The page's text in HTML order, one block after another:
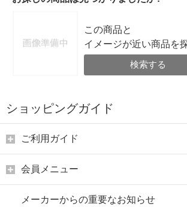
この商品と
イメージが近い商品を
検索する
ショッピングガイド
ご利用ガイド
会員メニュー
メーカーからの重要なお知らせ